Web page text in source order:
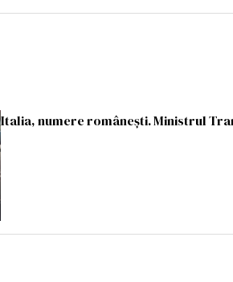
Italia, numere românești. Ministrul